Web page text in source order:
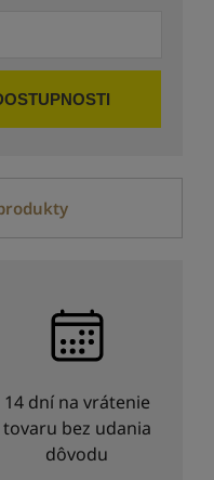
14 dní na vrátenie
tovaru bez udania
dôvodu